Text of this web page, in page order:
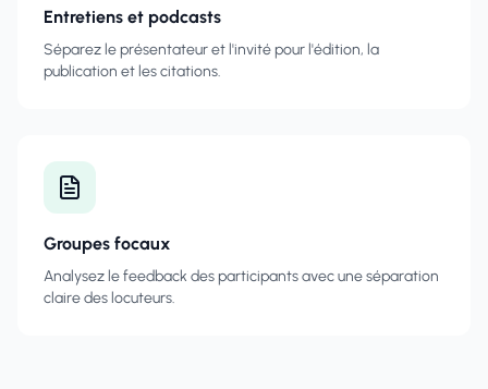
Entretiens et podcasts
Séparez le présentateur et l'invité pour l'édition, la
publication et les citations.
Groupes focaux
Analysez le feedback des participants avec une séparation
claire des locuteurs.